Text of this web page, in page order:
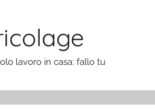
lavoro in casa: fallo tu